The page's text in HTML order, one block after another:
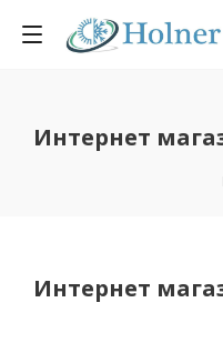
Интернет
Интернет